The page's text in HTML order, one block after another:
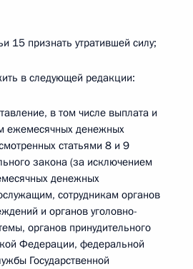
15 признать утратившей силу;
в следующей редакции:
в том числе выплата и
ежемесячных денежных
статьями 8 и 9
закона (за исключением
денежных
сотрудникам органов
и органов уголовно-
органов принудительного
Федерации, федеральной
Государственной